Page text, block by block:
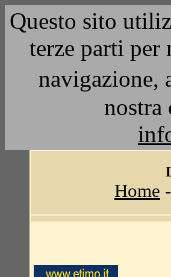
Questo sito
terze parti per
navigazione,
Home -